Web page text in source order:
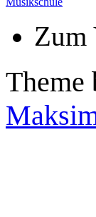
Zum
Theme